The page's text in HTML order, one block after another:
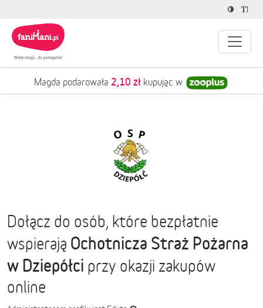
Magda podarowała 2,10 zł kupując w
Dołącz do osób, które bezpłatnie
wspierają Ochotnicza Straż Pożarna
w Dziepółci przy okazji zakupów
online